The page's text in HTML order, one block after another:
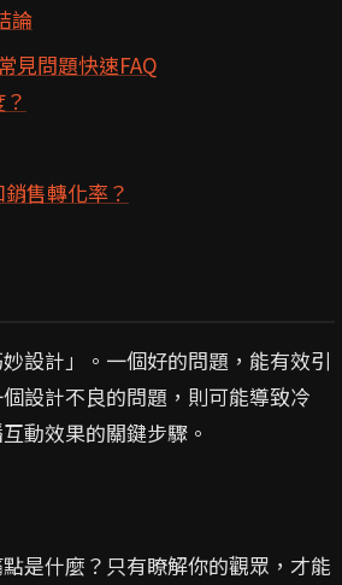
論
見問題快速FAQ
售轉化率？
設計」。一個好的問題，能有效引
設計不良的問題，則可能導致冷
動效果的關鍵步驟。
是什麼？只有瞭解你的觀眾，才能